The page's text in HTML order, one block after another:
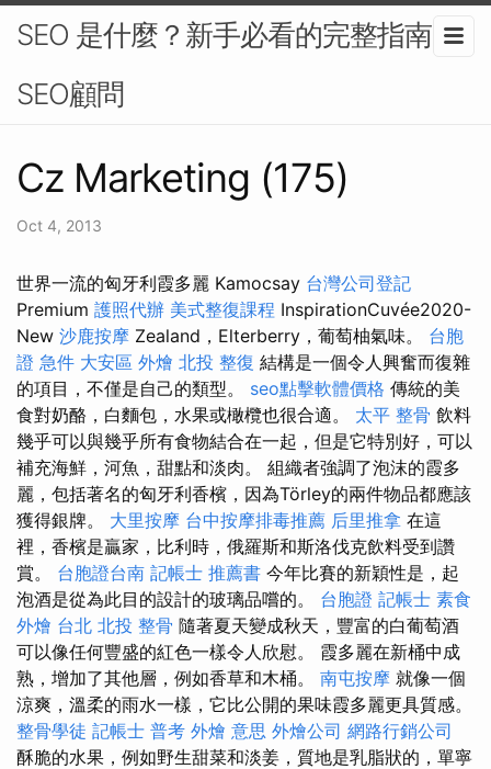
SEO 是什麼？新手必看的完整指南-
SEO顧問
Cz Marketing (175)
Oct 4, 2013
世界一流的匈牙利霞多麗 Kamocsay 台灣公司登記
Premium 護照代辦 美式整復課程 InspirationCuvée2020-
New 沙鹿按摩 Zealand，Elterberry，葡萄柚氣味。 台胞
證 急件 大安區 外燴 北投 整復 結構是一個令人興奮而復雜
的項目，不僅是自己的類型。 seo點擊軟體價格 傳統的美
食對奶酪，白麵包，水果或橄欖也很合適。 太平 整骨 飲料
幾乎可以與幾乎所有食物結合在一起，但是它特別好，可以
補充海鮮，河魚，甜點和淡肉。 組織者強調了泡沫的霞多
麗，包括著名的匈牙利香檳，因為Törley的兩件物品都應該
獲得銀牌。 大里按摩 台中按摩排毒推薦 后里推拿 在這
裡，香檳是贏家，比利時，俄羅斯和斯洛伐克飲料受到讚
賞。 台胞證台南 記帳士 推薦書 今年比賽的新穎性是，起
泡酒是從為此目的設計的玻璃品嚐的。 台胞證 記帳士 素食
外燴 台北 北投 整骨 隨著夏天變成秋天，豐富的白葡萄酒
可以像任何豐盛的紅色一樣令人欣慰。 霞多麗在新桶中成
熟，增加了其他層，例如香草和木桶。 南屯按摩 就像一個
涼爽，溫柔的雨水一樣，它比公開的果味霞多麗更具質感。
整骨學徒 記帳士 普考 外燴 意思 外燴公司 網路行銷公司
酥脆的水果，例如野生甜菜和淡姜，質地是乳脂狀的，單寧